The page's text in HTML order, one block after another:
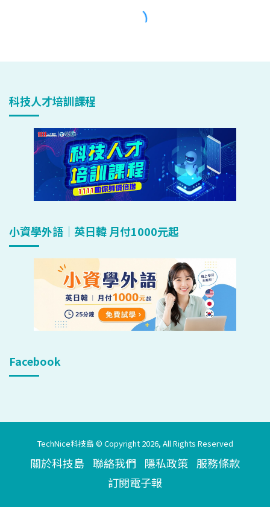
科技人才培訓課程
小資學外語｜英日韓 月付1000元起
Facebook
TechNice科技島 © Copyright 2026, All Rights Reserved
關於科技島 聯絡我們 隱私政策 服務條款
訂閱電子報